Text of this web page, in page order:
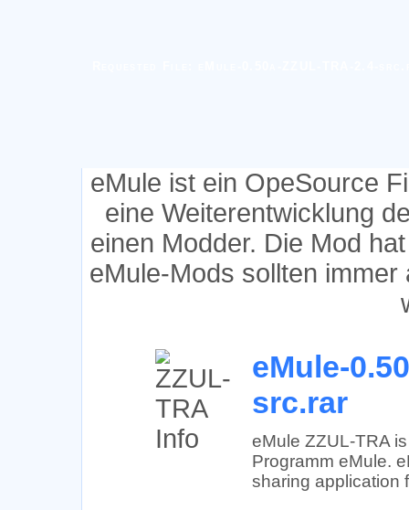
eMule ist ein OpeSource
eine Weiterentwicklung
einen Modder. Die Mod
eMule-Mods sollten
eMule-
src.rar
eMule ZZUL-TRA
Programm eMule.
sharing application